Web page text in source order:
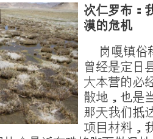
次仁罗布：
漠的危机
岗嘎镇俗
曾经是定日
大本营的必
散地，也是
那天我们抵
项目材料，